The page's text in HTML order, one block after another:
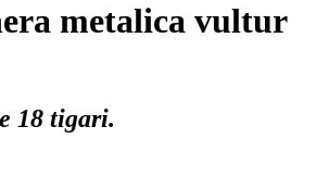
metalica vultur
18 tigari.